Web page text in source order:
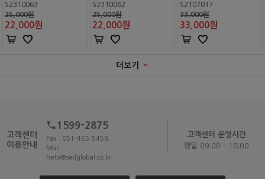
S2310063
25,000원
22,000원
S2310062
25,000원
22,000원
S2107017
33,000원
33,000원
더보기
고객센터
이용안내
1599-2875
Fax : 051-465-5459
Mail :
help@seilglobal.co.kr
고객센터 운영시간
평일 09:00 - 18:00